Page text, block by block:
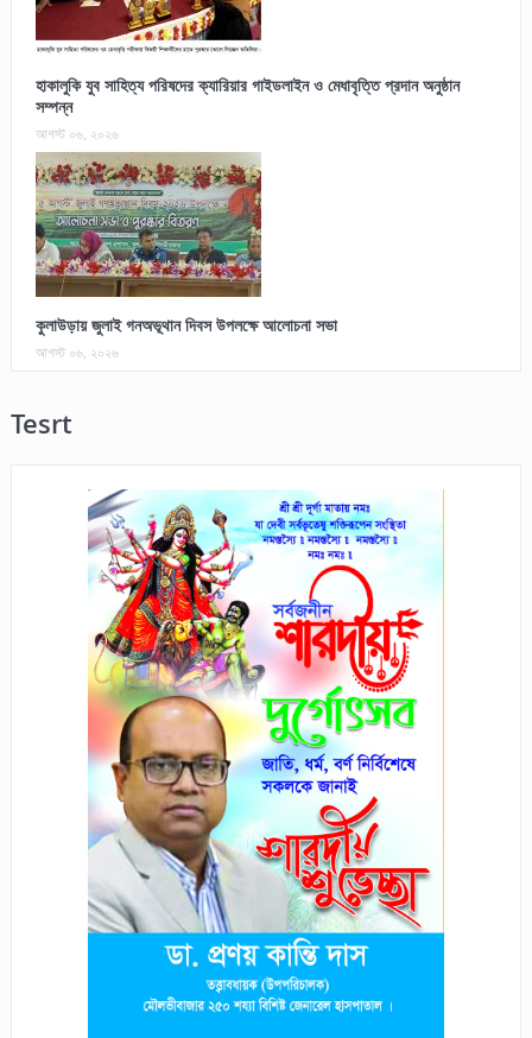
হাকালুকি যুব সাহিত্য পরিষদের ক্যারিয়ার গাইডলাইন ও মেধাবৃত্তি প্রদান অনুষ্ঠান
সম্পন্ন
আগস্ট ০৬, ২০২৬
কুলাউড়ায় জুলাই গনঅভূথান দিবস উপলক্ষে আলোচনা সভা
আগস্ট ০৬, ২০২৬
Tesrt